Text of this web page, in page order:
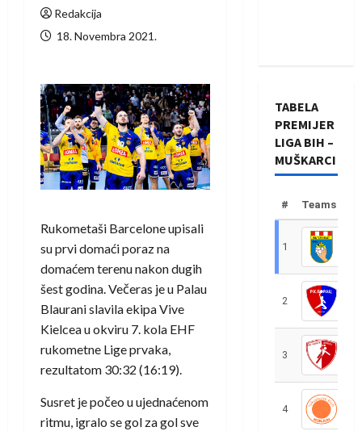
Redakcija
18. Novembra 2021.
Rukometaši Barcelone upisali
su prvi domaći poraz na
domaćem terenu nakon dugih
šest godina. Večeras je u Palau
Blaurani slavila ekipa Vive
Kielcea u okviru 7. kola EHF
rukometne Lige prvaka,
rezultatom 30:32 (16:19).
Susret je počeo u ujednaćenom
ritmu, igralo se gol za gol sve
TABELA
PREMIJER
LIGA BIH –
MUŠKARCI
# Teams
1
2
3
4